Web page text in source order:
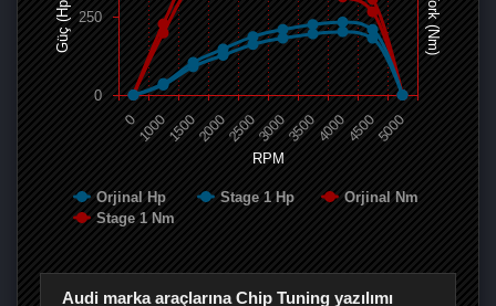
RPM
Güç (Hp) Tork (Nm)
Orjinal Hp Stage 1 Hp
Orjinal Nm
Stage 1 Nm
0 100015002000250030003500400045005000
0
250
Audi marka araçlarına Chip Tuning yazılımı